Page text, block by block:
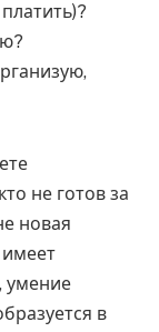
не готов за
новая
умение
в